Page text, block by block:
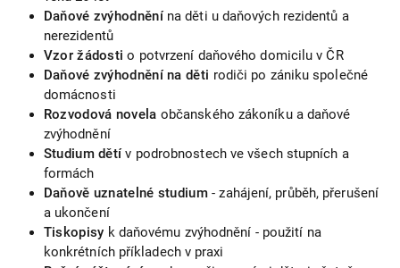
Daňové zvýhodněnína děti u daňových rezidentů a
nerezidentů
Vzor žádosti o potvrzení daňového domicilu v ČR
Daňové zvýhodnění na děti rodiči po zániku společné
domácnosti
Rozvodová novela občanského zákoníku a daňové
zvýhodnění
Studium dětív podrobnostech ve všech stupních a
formách
Daňově uznatelné studium- zahájení, průběh, přerušení
a ukončení
Tiskopisy k daňovému zvýhodnění - použití na
konkrétních příkladech v praxi